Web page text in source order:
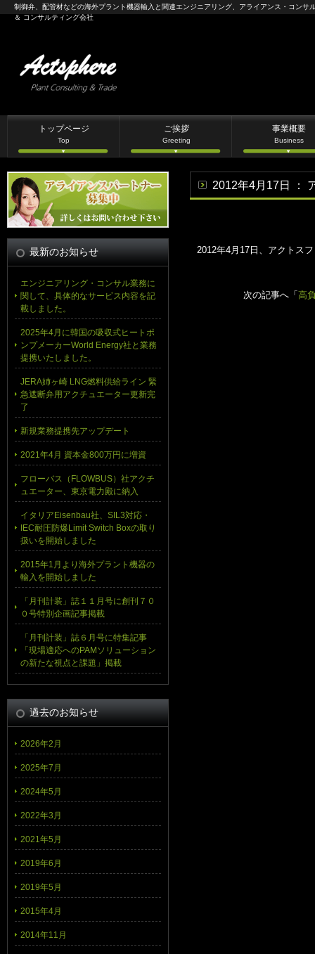
制御弁、配管材などの海外プラント機器輸入と関連エンジニアリング、アライアンス・コン
＆ コンサルティング会社
トップページ
Top
ご挨拶
Greeting
事業概要
Business
2012年4月17日 ：
2012年4月17日、アクトス
次の記事へ「 高
最新のお知らせ
エンジニアリング・コンサル業務に
関して、具体的なサービス内容を記
載しました。
2025年4月に韓国の吸収式ヒートポ
ンプメーカーWorld Energy社と業務
提携いたしました。
JERA姉ヶ崎 LNG燃料供給ライン 緊
急遮断弁用アクチュエーター更新完
了
新規業務提携先アップデート
2021年4月 資本金800万円に増資
フローバス（FLOWBUS）社アクチ
ュエーター、東京電力殿に納入
イタリアEisenbau社、SIL3対応・
IEC耐圧防爆Limit Switch Boxの取り
扱いを開始しました
2015年1月より海外プラント機器の
輸入を開始しました
「月刊計装」誌１１月号に創刊７０
０号特別企画記事掲載
「月刊計装」誌６月号に特集記事
「現場適応へのPAMソリューション
の新たな視点と課題」掲載
過去のお知らせ
2026年2月
2025年7月
2024年5月
2022年3月
2021年5月
2019年6月
2019年5月
2015年4月
2014年11月